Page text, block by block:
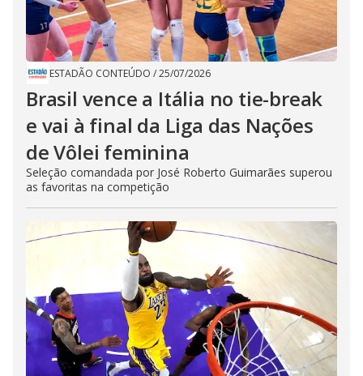
ESTADÃO CONTEÚDO /25/07/2026
Brasil vence a Itália no tie-break
e vai à final da Liga das Nações
de Vôlei feminina
Seleção comandada por José Roberto Guimarães superou
as favoritas na competição